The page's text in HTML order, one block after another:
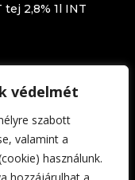
védelmét
szabott
valamint a
használunk.
tej 2,8% 1l INT